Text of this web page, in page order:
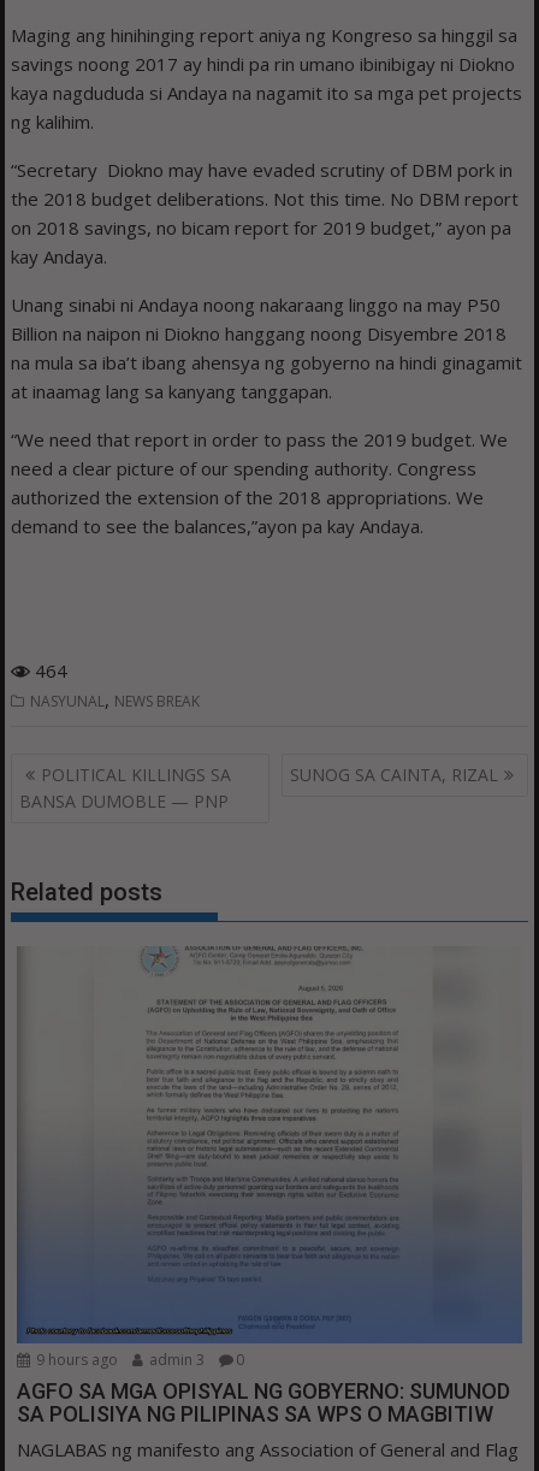
Maging ang hinihinging report aniya ng Kongreso sa hinggil sa
savings noong 2017 ay hindi pa rin umano ibinibigay ni Diokno
kaya nagdududa si Andaya na nagamit ito sa mga pet projects
ng kalihim.
“Secretary Diokno may have evaded scrutiny of DBM pork in
the 2018 budget deliberations. Not this time. No DBM report
on 2018 savings, no bicam report for 2019 budget,” ayon pa
kay Andaya.
Unang sinabi ni Andaya noong nakaraang linggo na may P50
Billion na naipon ni Diokno hanggang noong Disyembre 2018
na mula sa iba’t ibang ahensya ng gobyerno na hindi ginagamit
at inaamag lang sa kanyang tanggapan.
“We need that report in order to pass the 2019 budget. We
need a clear picture of our spending authority. Congress
authorized the extension of the 2018 appropriations. We
demand to see the balances,”ayon pa kay Andaya.
464
NASYUNAL, NEWS BREAK
Post
navigation
POLITICAL KILLINGS SA
BANSA DUMOBLE — PNP
SUNOG SA CAINTA, RIZAL
Related posts
9 hours ago admin 3 0
AGFO SA MGA OPISYAL NG GOBYERNO: SUMUNOD
SA POLISIYA NG PILIPINAS SA WPS O MAGBITIW
NAGLABAS ng manifesto ang Association of General and Flag